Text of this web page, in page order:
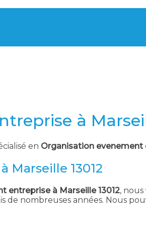
à
en Organisation evenement
Marseille 13012
entreprise à Marseille 13012,
nombreuses années. Nous